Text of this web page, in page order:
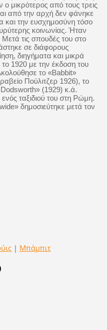
μικρότερος από τους τρεις
από την αρχή δεν φάνηκε
και την ευσχημοσύνη τόσο
κοινωνίας. Ήταν
Μετά τις σπουδές του στο
σε διάφορους
διηγήματα και μικρά
1920 με την έκδοση του
το «Babbit»
Πούλιτζερ 1926), το
Dodsworth» (1929) κ.ά.
ταξιδιού του στη Ρώμη.
wide» δημοσιεύτηκε μετά τον
| Μπάμπιτ